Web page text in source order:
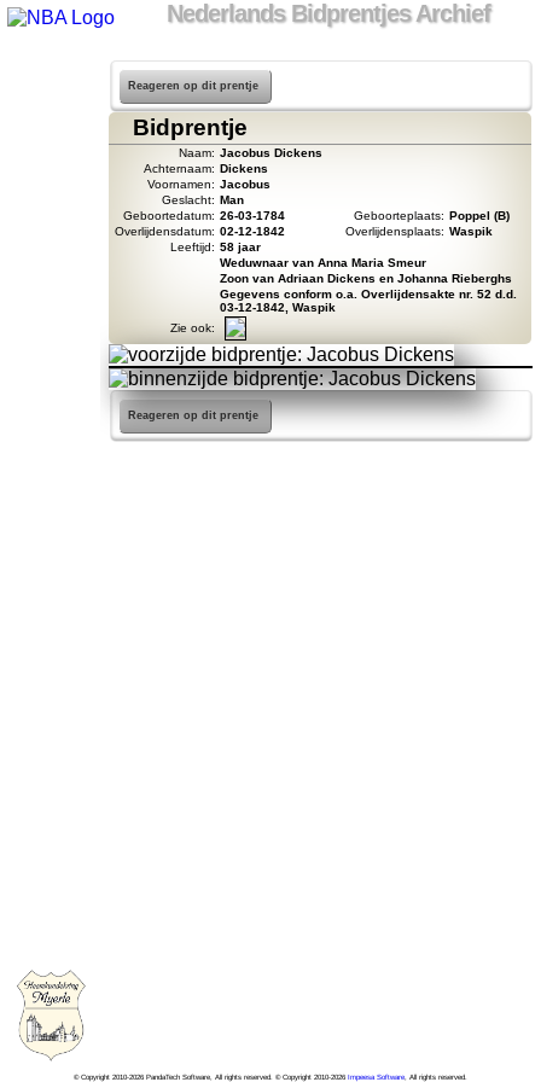
Nederlands Bidprentjes Archief
Reageren op dit prentje
Bidprentje
Naam: Jacobus Dickens
Achternaam: Dickens
Voornamen: Jacobus
Geslacht: Man
Geboortedatum: 26-03-1784 Geboorteplaats: Poppel (B)
Overlijdensdatum: 02-12-1842 Overlijdensplaats: Waspik
Leeftijd: 58 jaar
Weduwnaar van Anna Maria Smeur
Zoon van Adriaan Dickens en Johanna Rieberghs
Gegevens conform o.a. Overlijdensakte nr. 52 d.d.
03-12-1842, Waspik
Zie ook:
Reageren op dit prentje
© Copyright 2010-2026 PandaTech Software, All rights reserved. © Copyright 2010-2026 Impeesa Software, All rights reserved.